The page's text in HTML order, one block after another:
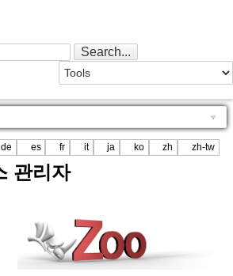
de es fr it ja ko zh zh-tw
관리자